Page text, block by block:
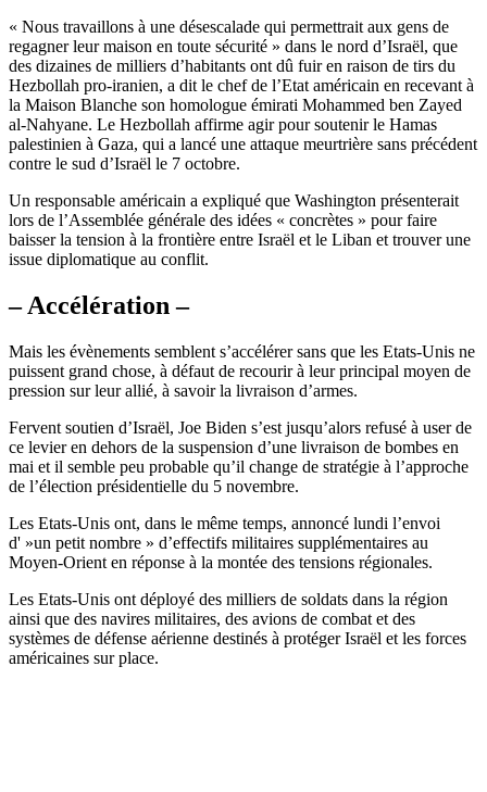
« Nous travaillons à une désescalade qui permettrait aux gens de
regagner leur maison en toute sécurité » dans le nord d’Israël, que
des dizaines de milliers d’habitants ont dû fuir en raison de tirs du
Hezbollah pro-iranien, a dit le chef de l’Etat américain en recevant à
la Maison Blanche son homologue émirati Mohammed ben Zayed
al-Nahyane. Le Hezbollah affirme agir pour soutenir le Hamas
palestinien à Gaza, qui a lancé une attaque meurtrière sans précédent
contre le sud d’Israël le 7 octobre.
Un responsable américain a expliqué que Washington présenterait
lors de l’Assemblée générale des idées « concrètes » pour faire
baisser la tension à la frontière entre Israël et le Liban et trouver une
issue diplomatique au conflit.
– Accélération –
Mais les évènements semblent s’accélérer sans que les Etats-Unis ne
puissent grand chose, à défaut de recourir à leur principal moyen de
pression sur leur allié, à savoir la livraison d’armes.
Fervent soutien d’Israël, Joe Biden s’est jusqu’alors refusé à user de
ce levier en dehors de la suspension d’une livraison de bombes en
mai et il semble peu probable qu’il change de stratégie à l’approche
de l’élection présidentielle du 5 novembre.
Les Etats-Unis ont, dans le même temps, annoncé lundi l’envoi
d' »un petit nombre » d’effectifs militaires supplémentaires au
Moyen-Orient en réponse à la montée des tensions régionales.
Les Etats-Unis ont déployé des milliers de soldats dans la région
ainsi que des navires militaires, des avions de combat et des
systèmes de défense aérienne destinés à protéger Israël et les forces
américaines sur place.